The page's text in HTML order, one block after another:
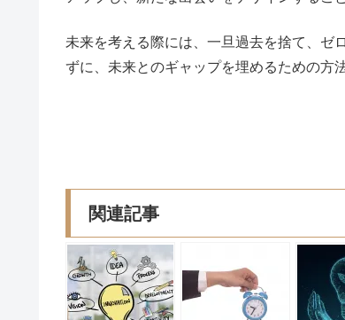
未来を考える際には、一旦過去を捨て、ゼ
ずに、未来とのギャップを埋めるための方
関連記事